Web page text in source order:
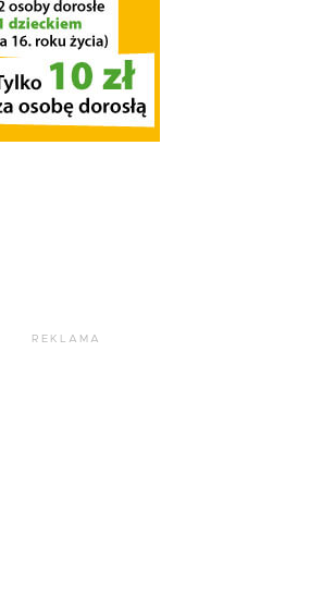
REKLAMA